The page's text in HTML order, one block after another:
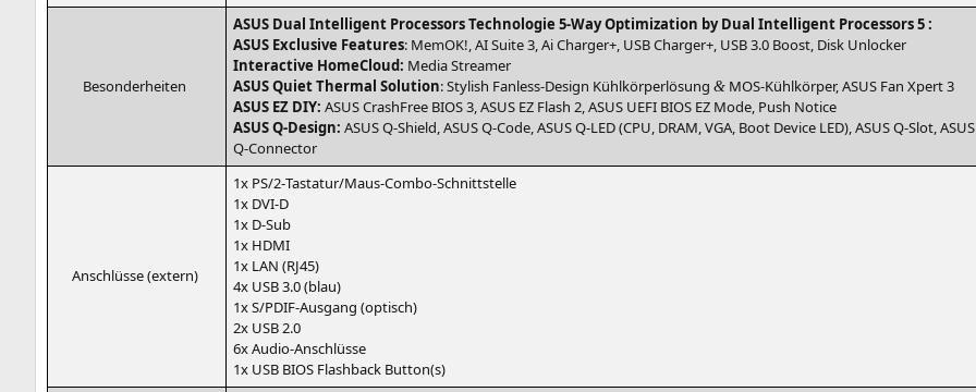
Beson­der­hei­ten
ASUS Dual Intel­li­gent Pro­ces­sors Tech­no­lo­gie 5‑Way Opti­miza­ti­on by Dual Intel­li­gent Pro­ces­sors 5 :
ASUS Exclu­si­ve Fea­tures: MemOK!, AISuite 3, Ai Char­ger+, USBChar­ger+, USB3.0 Boost, Disk Unlocker
Inter­ac­ti­ve Home­Cloud: Media Strea­mer
ASUSQuiet Ther­mal Solu­ti­on: Sty­lish Fan­less-Design Kühl­kör­per­lö­sung & MOS-Kühl­kör­per, ASUS Fan Xpert 3
ASUS EZ DIY: ASUSCrash­Free BIOS3, ASUS EZ Flash 2, ASUS UEFI BIOS EZ Mode, Push Notice
ASUSQ‑Design: ASUSQ‑Shield, ASUSQ‑Code, ASUSQ‑LED(CPU DRAM VGA , Boot Device LED), ASUSQ‑Slot, ASUS
Q‑Connector
Anschlüs­se (extern)
1x PS/2‑­Tas­ta­tur/­Maus-Com­bo-Schnitt­stel­le
1x DVI‑D
1x D‑Sub
1x HDMI
1x LAN (RJ45)
4x USB3.0 (blau)
1x S/P­DIF-Aus­gang (optisch)
2x USB 2.0
6x Audio-Anschlüsse
1x USB BIOS Flash­back Button(s)